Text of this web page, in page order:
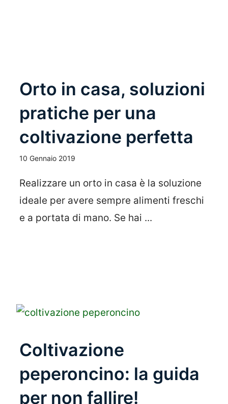
Orto in casa, soluzioni
pratiche per una
coltivazione perfetta
10 Gennaio 2019
Realizzare un orto in casa è la soluzione
ideale per avere sempre alimenti freschi
e a portata di mano. Se hai ...
Coltivazione
peperoncino: la guida
per non fallire!